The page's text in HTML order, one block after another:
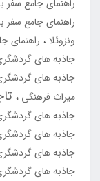
راهنمای جامع سفر
راهنمای جامع سفر
ونزوئلا
راهنمای
جاذبه های
جاذبه های
میراث فرهنگی
جاذبه های
جاذبه های
جاذبه های
جاذبه های